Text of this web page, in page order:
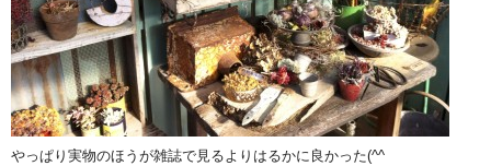
やっぱり実物のほうが雑誌で見るよりはるかに良かった(^^ゞ